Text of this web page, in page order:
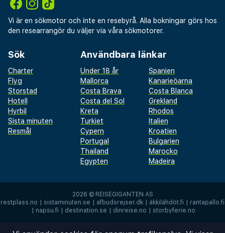
Vi är en sökmotor och inte en resebyrå. Alla bokningar görs hos
den researrangör du väljer via våra sökmotorer.
Sök
Charter
Flyg
Storstad
Hotell
Hyrbil
Sista minuten
Resmål
Användbara länkar
Under 18 år
Spanien
Mallorca
Kanarieöarna
Costa Brava
Costa Blanca
Costa del Sol
Grekland
Kreta
Rhodos
Turkiet
Italien
Cypern
Kroatien
Portugal
Bulgarien
Thailand
Marocko
Egypten
Madeira
2026 © REISEGIGANTEN AS
restplass.no | sistaminuten.se | afbudsrejser.dk | äkkilähdöt.fi | rantapallo.fi
| napsu.fi | destination.se | dinreise.no | storbyferie.no